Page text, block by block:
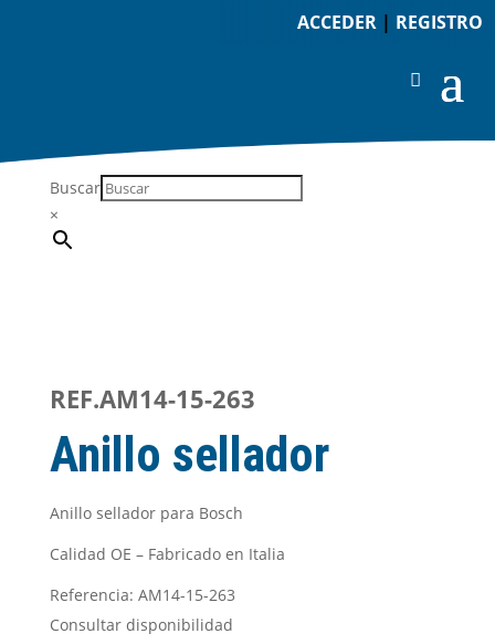
ACCEDER| REGISTRO
Buscar
×
REF.AM14-15-263
Anillo sellador
Anillo sellador para Bosch
Calidad OE – Fabricado en Italia
Referencia: AM14-15-263
Consultar disponibilidad